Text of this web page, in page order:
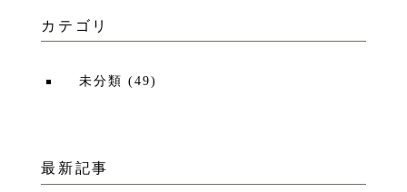
カテゴリ
未分類 (49)
最新記事